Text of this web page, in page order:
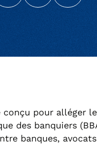
pour alléger
des banquiers (
banques,